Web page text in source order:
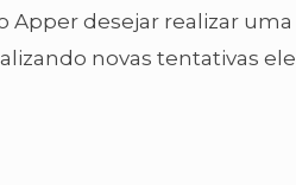
Apper desejar realizar
novas tentativas